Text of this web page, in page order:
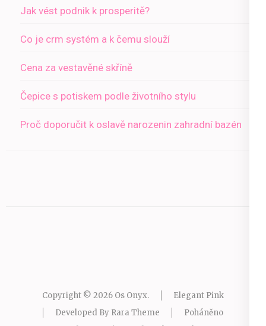
Jak vést podnik k prosperitě?
Co je crm systém a k čemu slouží
Cena za vestavěné skříně
Čepice s potiskem podle životního stylu
Proč doporučit k oslavě narozenin zahradní bazén
Copyright © 2026 Os Onyx.
Elegant Pink
Developed By Rara Theme
Poháněno